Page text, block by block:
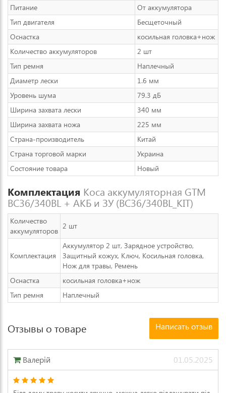
Питание
От аккумулятора
Тип двигателя
Бесщеточный
Оснастка
косильная головка+нож
Количество аккумуляторов
2 шт
Тип ремня
Наплечный
Диаметр лески
1.6 мм
Уровень шума
79.3 дБ
Ширина захвата лески
340 мм
Ширина захвата ножа
225 мм
Страна-производитель
Китай
Страна торговой марки
Украина
Состояние товара
Новый
Комплектация Коса аккумуляторная GTM
BC36/340BL + АКБ и ЗУ (BC36/340BL_KIT)
Количество
аккумуляторов
2 шт
Комплектация
Аккумулятор 2 шт, Зарядное устройство,
Защитный кожух, Ключ, Косильная головка,
Нож для травы, Ремень
Оснастка
косильная головка+нож
Тип ремня
Наплечный
Отзывы о товаре Написать отзыв
Валерій 01.05.2025